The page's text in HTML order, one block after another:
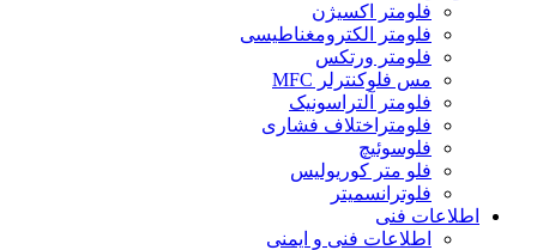
فلومتر اکسیژن
فلومتر الکترومغناطیسی
فلومتر ورتکس
مس فلوکنترلر MFC
فلومتر آلتراسونیک
فلومتراختلاف فشاری
فلوسوئیچ
فلو متر کوریولیس
فلوترانسمیتر
اطلاعات فنی
اطلاعات فنی و ایمنی